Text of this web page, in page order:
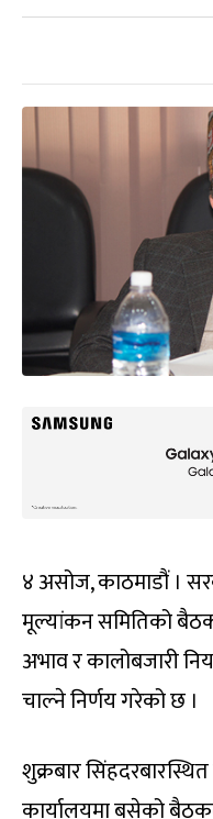
४ असोज, काठमाडौं ।
मूल्यांकन समितिको
अभाव र कालोबजारी
चाल्ने निर्णय गरेको छ ।
शुक्रबार सिंहदरबारस्थित